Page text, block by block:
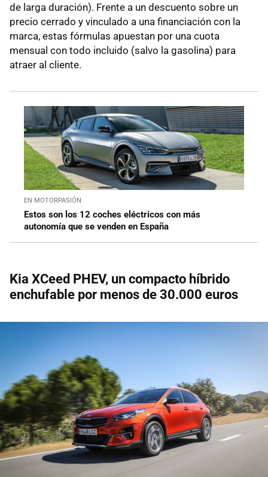
de larga duración). Frente a un descuento sobre un
precio cerrado y vinculado a una financiación con la
marca, estas fórmulas apuestan por una cuota
mensual con todo incluido (salvo la gasolina) para
atraer al cliente.
EN MOTORPASIÓN
Estos son los 12 coches eléctricos con más
autonomía que se venden en España
Kia XCeed PHEV, un compacto híbrido
enchufable por menos de 30.000 euros